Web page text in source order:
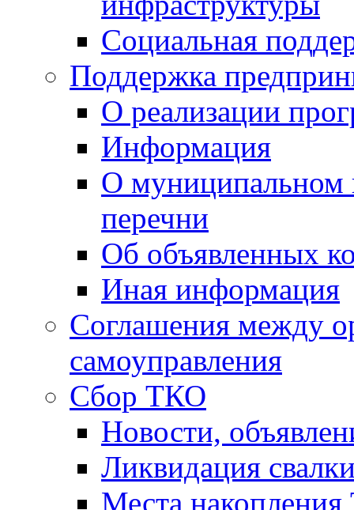
Социальная
Поддержка
О реализации
Информация
О муниципальном
перечни
Об объявленных
Иная информация
Соглашения между
самоуправления
Сбор ТКО
Новости,
Ликвидация
Места